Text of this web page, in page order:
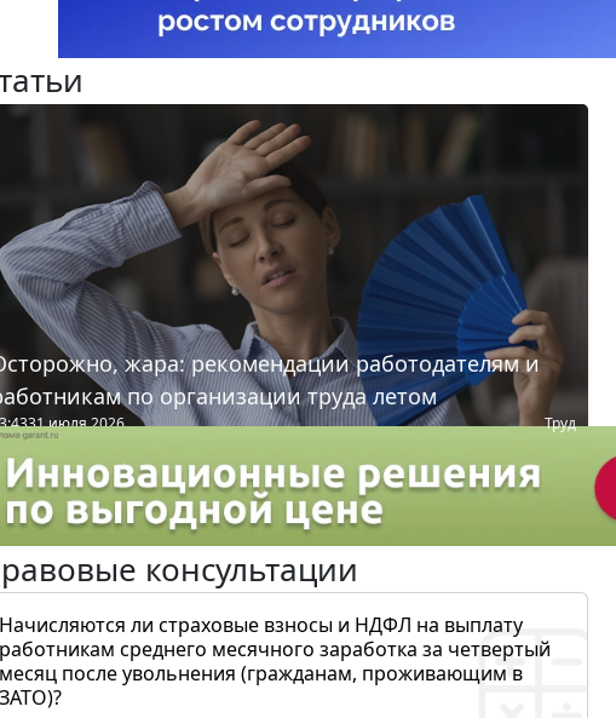
жара: рекомендации работодателям и
по организации труда летом
31 июля 2026 Труд
консультации
Начисляются ли страховые взносы и НДФЛ на выплату
работникам среднего месячного заработка за четвертый
месяц после увольнения (гражданам, проживающим в
ЗАТО)?